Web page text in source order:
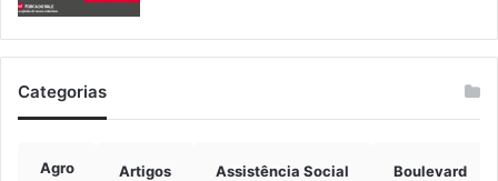
Categorias
Agro Artigos Assistência Social Boulevard